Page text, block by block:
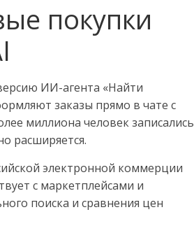
покупки
ИИ-агента «Найти
заказы прямо в чате с
миллиона человек записались
расширяется.
электронной коммерции
с маркетплейсами и
поиска и сравнения цен